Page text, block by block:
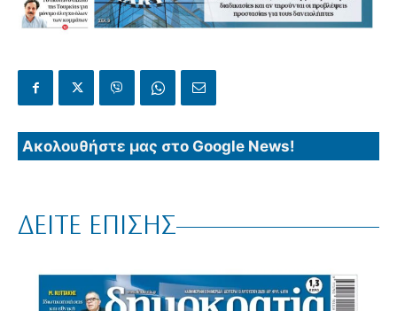
Ακολουθήστε μας στο Google News!
ΔΕΙΤΕ ΕΠΙΣΗΣ